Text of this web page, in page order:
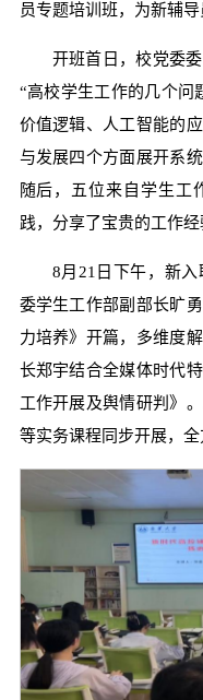
员专题培训班，为新辅导
开班首日，校党委
“高校学生工作的几个问
价值逻辑、人工智能的
与发展四个方面展开系
随后，五位来自学生工
践，分享了宝贵的工作经
8月21日下午，新
委学生工作部副部长旷
力培养》开篇，多维度
长郑宇结合全媒体时代
工作开展及舆情研判》
等实务课程同步开展，全